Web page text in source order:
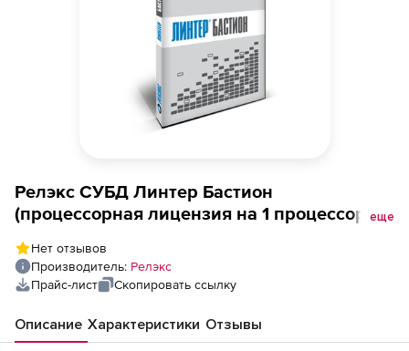
Релэкс СУБД Линтер Бастион
(процессорная лицензия на 1 процессор),еще
Нет отзывов
Производитель: Релэкс
Прайс-лист
Скопировать ссылку
Описание Характеристики Отзывы